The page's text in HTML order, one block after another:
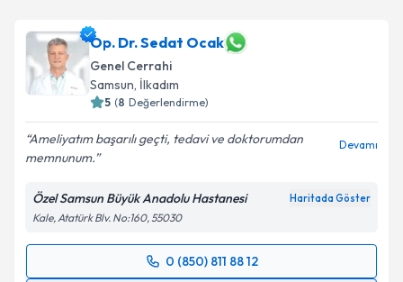
Op. Dr. Sedat Ocak
Genel Cerrahi
Samsun, İlkadım
5 (8 Değerlendirme)
Ameliyatım başarılı geçti, tedavi ve doktorumdan
memnunum.
Devamı
Özel Samsun Büyük Anadolu Hastanesi Haritada Göster
Kale, Atatürk Blv. No:160, 55030
0 (850) 811 88 12
Randevu Takvimi Talebi